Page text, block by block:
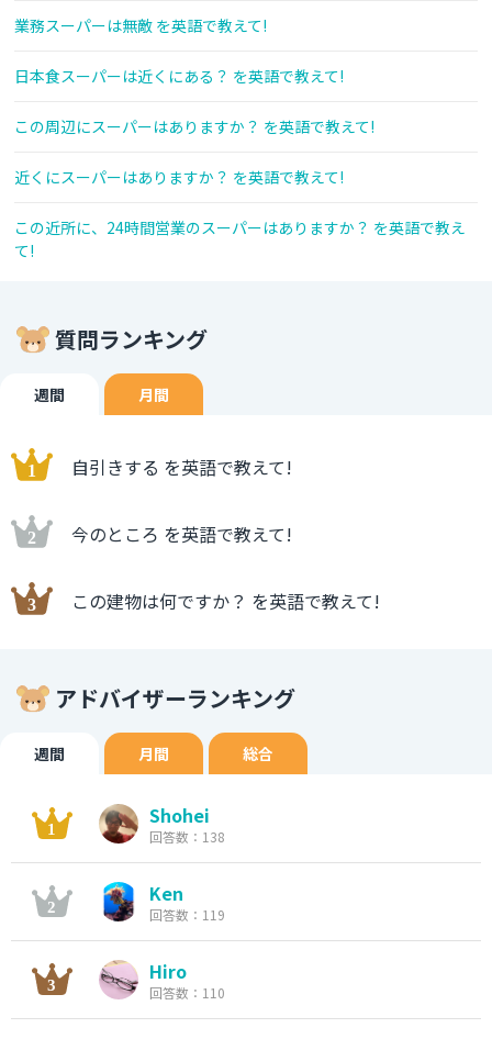
業務スーパーは無敵 を英語で教えて!
日本食スーパーは近くにある？ を英語で教えて!
この周辺にスーパーはありますか？ を英語で教えて!
近くにスーパーはありますか？ を英語で教えて!
この近所に、24時間営業のスーパーはありますか？ を英語で教え
て!
質問ランキング
週間 月間
自引きする を英語で教えて!
今のところ を英語で教えて!
この建物は何ですか？ を英語で教えて!
アドバイザーランキング
週間 月間 総合
Shohei
回答数：138
Ken
回答数：119
Hiro
回答数：110